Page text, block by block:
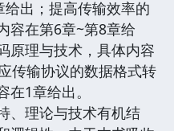
出；提高传输效率的
容在第6章~第8章给
原理与技术，具体内容
传输协议的数据格式转
1章给出。
、理论与技术有机结